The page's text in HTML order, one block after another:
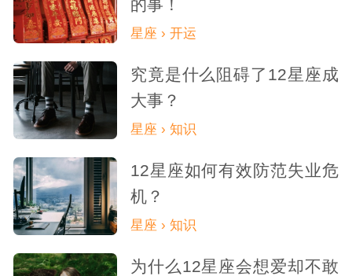
的事！
星座 › 开运
究竟是什么阻碍了12星座成
大事？
星座 › 知识
12星座如何有效防范失业危
机？
星座 › 知识
为什么12星座会想爱却不敢